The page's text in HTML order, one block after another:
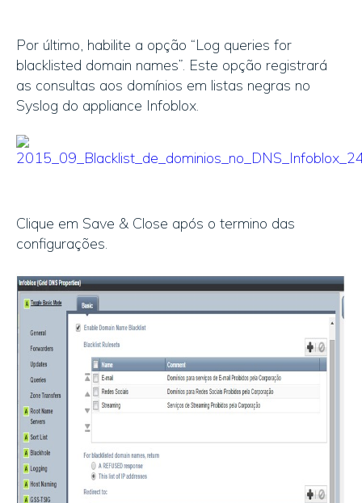
Por último, habilite a opção “Log queries for
blacklisted domain names”. Este opção registrará
as consultas aos domínios em listas negras no
Syslog do appliance Infoblox.
Clique em Save & Close após o termino das
configurações.